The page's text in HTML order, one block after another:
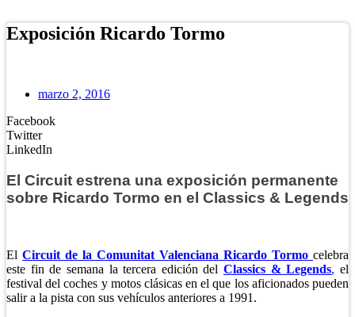
Exposición Ricardo Tormo
marzo 2, 2016
Facebook
Twitter
LinkedIn
El Circuit estrena una exposición permanente
sobre Ricardo Tormo en el Classics & Legends
El Circuit de la Comunitat Valenciana Ricardo Tormo celebra
este fin de semana la tercera edición delClassics & Legends, el
festival del coches y motos clásicas en el que los aficionados pueden
salir a la pista con sus vehículos anteriores a 1991.